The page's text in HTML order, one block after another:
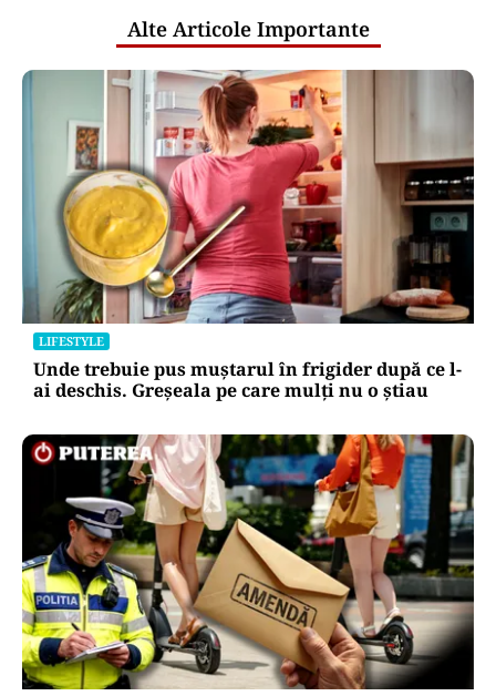
Alte Articole Importante
LIFESTYLE
Unde trebuie pus muștarul în frigider după ce l-
ai deschis. Greșeala pe care mulți nu o știau